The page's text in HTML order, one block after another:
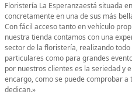
Floristería La Esperanzaestá situada
concretamente en una de sus más
Con fácil acceso tanto en vehículo
nuestra tienda contamos con una
sector de la floristería, realizando
particulares como para grandes
por nuestros clientes es la seriedad y
encargo, como se puede comprobar a
dedican.»